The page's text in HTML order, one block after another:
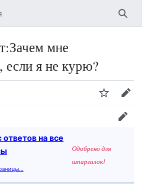
:Зачем мне
если я не курю?
на все
Одобрено для
шпаргалок!